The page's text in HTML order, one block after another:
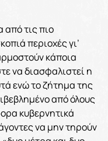
από τις πιο
περιοχές γι’
κάποια
να διασφαλιστεί η
ενώ το ζήτημα της
από όλους
κυβερνητικά
να μην τηρούν